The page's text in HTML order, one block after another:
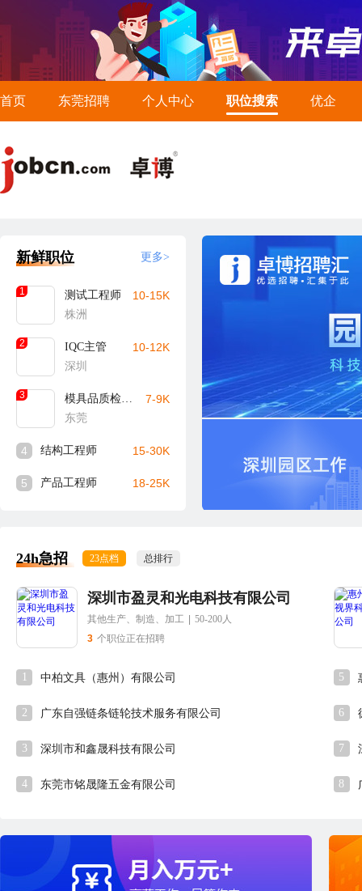
首页 东莞招聘 个人中心 职位搜索 优企
新鲜职位 更多>
1
测试工程师
株洲
10-15K
2
IQC主管
深圳
10-12K
3
模具品质检验员
东莞
7-9K
4 结构工程师 15-30K
5 产品工程师 18-25K
24h急招 23点档 总排行
深圳市盈灵和光电科技有限公司
其他生产、制造、加工
50-200人
3 个职位正在招聘
1 中柏文具（惠州）有限公司
2 广东自强链条链轮技术服务有限公司
3 深圳市和鑫晟科技有限公司
4 东莞市铭晟隆五金有限公司
5
6
7
8